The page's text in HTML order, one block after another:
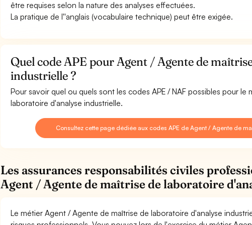
être requises selon la nature des analyses effectuées.
La pratique de l''anglais (vocabulaire technique) peut être exigée.
Quel code APE pour Agent / Agente de
industrielle ?
Pour savoir quel ou quels sont les codes APE / NAF possibles pour
laboratoire d'analyse industrielle.
Consultez cette page dédiée aux codes APE de Agent / Agente de
Les assurances responsabilités civiles
Agent / Agente de maîtrise de laboratoire
Le métier Agent / Agente de maîtrise de laboratoire d'analyse